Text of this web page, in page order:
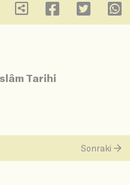
Tarihi
Sonraki